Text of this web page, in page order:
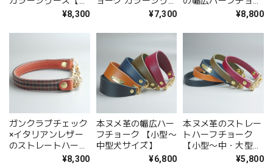
型〜中型犬サイズ】
¥8,300
ズ【小型〜中型犬サ
¥7,300
ク【小型〜中型犬サ
¥8,800
ガンクラブチェック
×イタリアンレザー
のストレートハーフ
チョーク【小型〜中
¥8,300
本ヌメ革の幅広ハー
フチョーク 【小型〜
中型犬サイズ】
¥6,800
本ヌメ革のストレー
トハーフチョーク
【小型〜中・大型犬
¥5,800